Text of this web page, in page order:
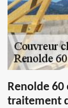
Renolde
traitement